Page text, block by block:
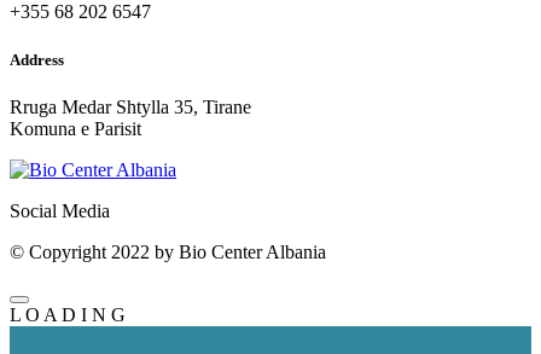
+355 68 202 6547
Address
Rruga Medar Shtylla 35, Tirane
Komuna e Parisit
Social Media
© Copyright 2022 by Bio Center Albania
L O A D I N G